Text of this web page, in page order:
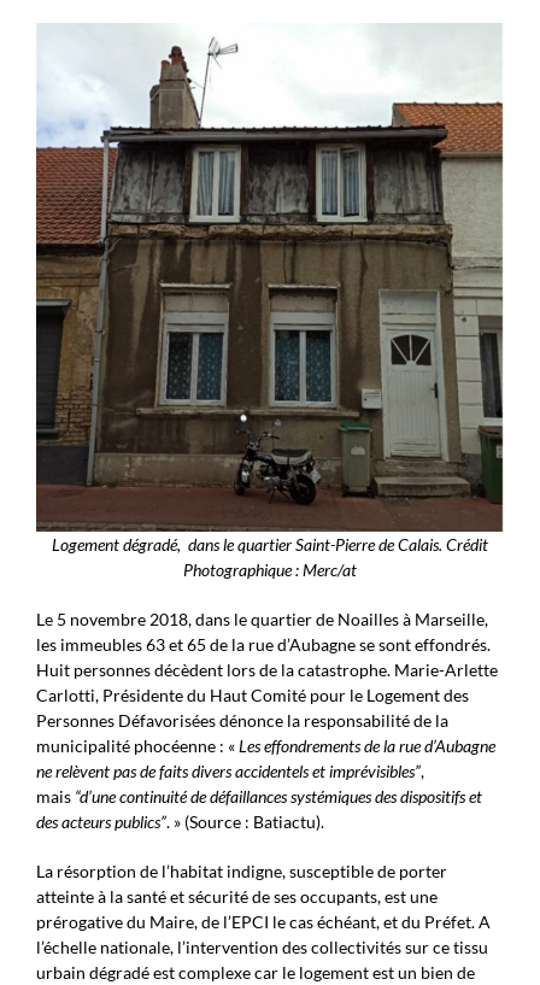
Logement dégradé, dans le quartier Saint-Pierre de Calais. Crédit
Photographique : Merc/at
Le 5 novembre 2018, dans le quartier de Noailles à Marseille,
les immeubles 63 et 65 de la rue d’Aubagne se sont effondrés.
Huit personnes décèdent lors de la catastrophe. Marie-Arlette
Carlotti, Présidente du Haut Comité pour le Logement des
Personnes Défavorisées dénonce la responsabilité de la
municipalité phocéenne : «Les effondrements de la rue d’Aubagne
ne relèvent pas de faits divers accidentels et imprévisibles”,
mais “d’une continuité de défaillances systémiques des dispositifs et
des acteurs publics”. » (Source : Batiactu).
La résorption de l’habitat indigne, susceptible de porter
atteinte à la santé et sécurité de ses occupants, est une
prérogative du Maire, de l’EPCI le cas échéant, et du Préfet. A
l’échelle nationale, l’intervention des collectivités sur ce tissu
urbain dégradé est complexe car le logement est un bien de